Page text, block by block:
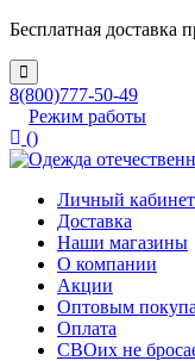
Бесплатная доставка
8(800)777-50-49
Режим работы
()
Личный кабинет
Доставка
Наши магазины
О компании
Акции
Оптовым
Оплата
СВОих не